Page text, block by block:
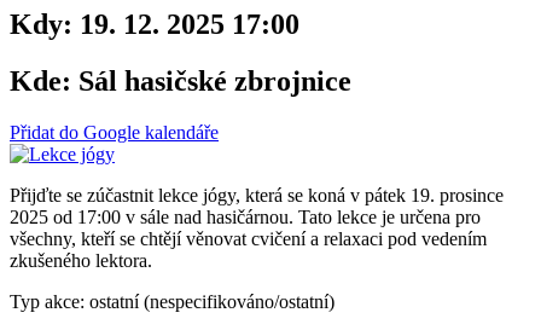
Kdy: 19. 12. 2025 17:00
Kde: Sál hasičské zbrojnice
Přidat do Google kalendáře
Přijďte se zúčastnit lekce jógy, která se koná v pátek 19. prosince
2025 od 17:00 v sále nad hasičárnou. Tato lekce je určena pro
všechny, kteří se chtějí věnovat cvičení a relaxaci pod vedením
zkušeného lektora.
Typ akce: ostatní (nespecifikováno/ostatní)